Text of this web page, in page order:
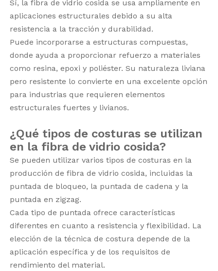
Sí, la fibra de vidrio cosida se usa ampliamente en
aplicaciones estructurales debido a su alta
resistencia a la tracción y durabilidad.
Puede incorporarse a estructuras compuestas,
donde ayuda a proporcionar refuerzo a materiales
como resina, epoxi y poliéster. Su naturaleza liviana
pero resistente lo convierte en una excelente opción
para industrias que requieren elementos
estructurales fuertes y livianos.
¿Qué tipos de costuras se utilizan
en la fibra de vidrio cosida?
Se pueden utilizar varios tipos de costuras en la
producción de fibra de vidrio cosida, incluidas la
puntada de bloqueo, la puntada de cadena y la
puntada en zigzag.
Cada tipo de puntada ofrece características
diferentes en cuanto a resistencia y flexibilidad. La
elección de la técnica de costura depende de la
aplicación específica y de los requisitos de
rendimiento del material.